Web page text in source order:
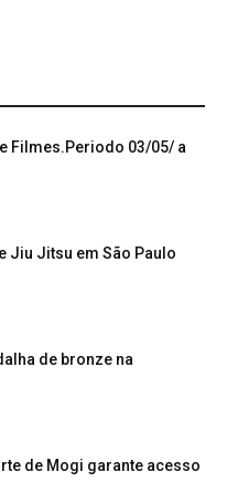
Filmes.Periodo 03/05/ a
Jiu Jitsu em São Paulo
de bronze na
de Mogi garante acesso